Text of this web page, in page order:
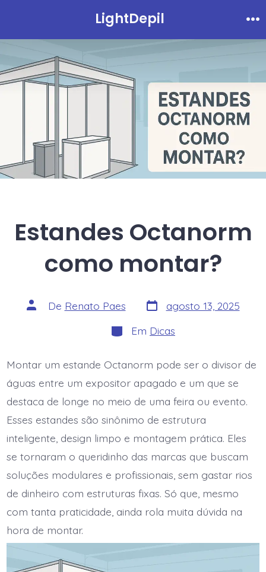
conteúdo
LightDepil
Estandes Octanorm
como montar?
Autor
do
De Renato Paes Data
do
agosto 13, 2025
Categorias
Em Dicas
Montar um estande Octanorm pode ser o divisor de
águas entre um expositor apagado e um que se
destaca de longe no meio de uma feira ou evento.
Esses estandes são sinônimo de estrutura
inteligente, design limpo e montagem prática. Eles
se tornaram o queridinho das marcas que buscam
soluções modulares e profissionais, sem gastar rios
de dinheiro com estruturas fixas. Só que, mesmo
com tanta praticidade, ainda rola muita dúvida na
hora de montar.